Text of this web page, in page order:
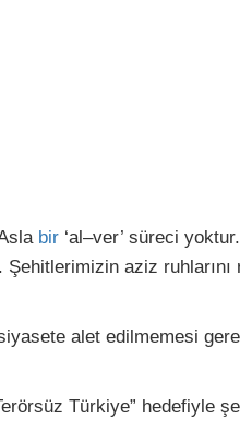
bir ‘al–ver’ süreci yoktur.
aziz ruhlarını
alet edilmemesi
Türkiye” hedefiyle